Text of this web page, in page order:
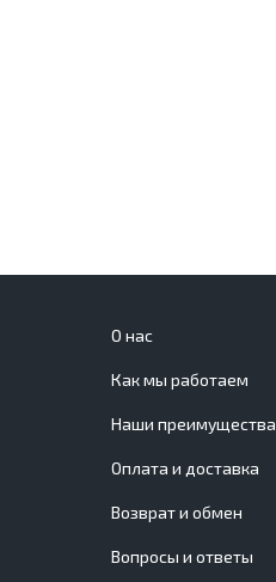
О нас
Как мы работаем
Наши преимущества
Оплата и доставка
Возврат и обмен
Вопросы и ответы